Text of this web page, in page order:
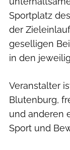
Sportplatz
der
geselligen
in den
Veranstalter
Blutenburg,
und anderen
Sport und